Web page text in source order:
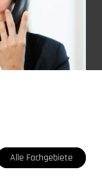
Alle Fachgebiete